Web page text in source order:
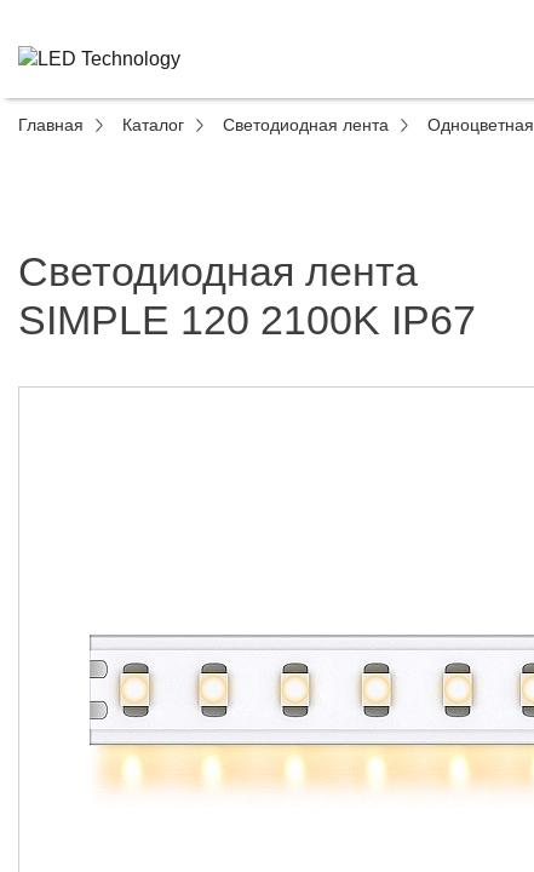
Главная Каталог Светодиодная лента Одноцветная
Светодиодная лента
SIMPLE 120 2100K IP67